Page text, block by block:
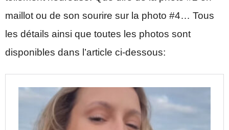
maillot ou de son sourire sur la photo #4… Tous
les détails ainsi que toutes les photos sont
disponibles dans l’article ci-dessous: